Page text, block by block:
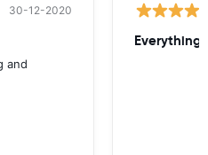
30-12-2020
and
Everything